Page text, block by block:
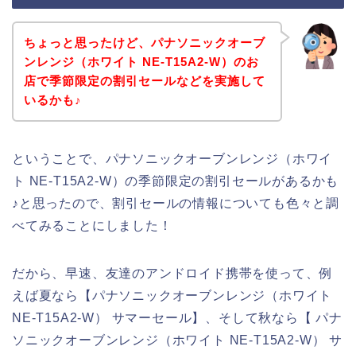
ちょっと思ったけど、パナソニックオーブ
ンレンジ（ホワイト NE-T15A2-W）のお
店で季節限定の割引セールなどを実施して
いるかも♪
ということで、パナソニックオーブンレンジ（ホワイ
ト NE-T15A2-W）の季節限定の割引セールがあるかも
♪と思ったので、割引セールの情報についても色々と調
べてみることにしました！
だから、早速、友達のアンドロイド携帯を使って、例
えば夏なら【パナソニックオーブンレンジ（ホワイト
NE-T15A2-W） サマーセール】、そして秋なら【 パナ
ソニックオーブンレンジ（ホワイト NE-T15A2-W） サ